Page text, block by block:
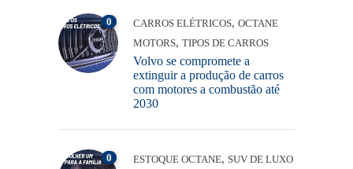
0 CARROS ELÉTRICOS, OCTANE
MOTORS, TIPOS DE CARROS
Volvo se compromete a
extinguir a produção de carros
com motores a combustão até
2030
0 ESTOQUE OCTANE, SUV DE LUXO